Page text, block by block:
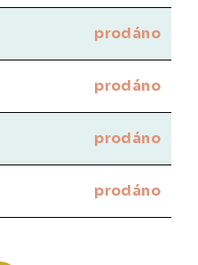
prodáno
prodáno
prodáno
prodáno